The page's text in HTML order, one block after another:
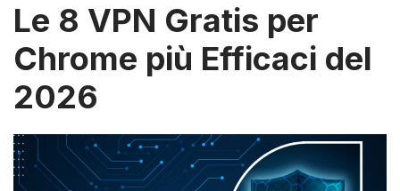
Le 8 VPN Gratis per
Chrome più Efficaci del
2026